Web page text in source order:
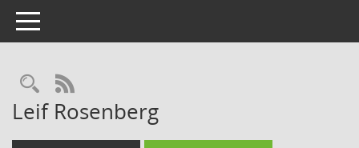
Toggle navigation
Rechercheauswahl
RSS-Feed
Leif Rosenberg